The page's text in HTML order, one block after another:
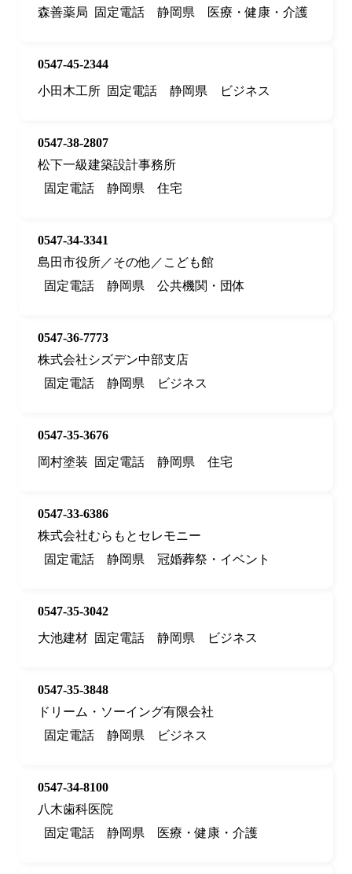
森善薬局
固定電話 静岡県 医療・健康・介護
0547-45-2344
小田木工所 固定電話 静岡県 ビジネス
0547-38-2807
松下一級建築設計事務所
固定電話
静岡県 住宅
0547-34-3341
島田市役所／その他／こども館
固定電話
静岡県 公共機関・団体
0547-36-7773
株式会社シズデン中部支店
固定電話
静岡県 ビジネス
0547-35-3676
岡村塗装
固定電話 静岡県 住宅
0547-33-6386
株式会社むらもとセレモニー
固定電話
静岡県 冠婚葬祭・イベント
0547-35-3042
大池建材 固定電話 静岡県 ビジネス
0547-35-3848
ドリーム・ソーイング有限会社
固定電話
静岡県 ビジネス
0547-34-8100
八木歯科医院
固定電話
静岡県 医療・健康・介護